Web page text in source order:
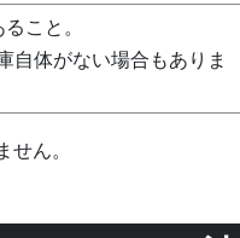
こと。
自体がない場合もありま
ん。